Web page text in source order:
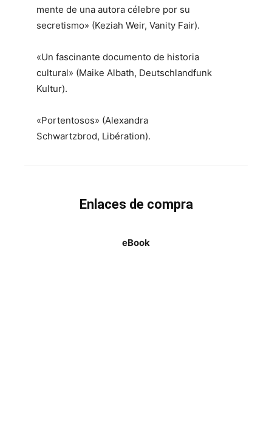
mente de una autora célebre por su
secretismo» (Keziah Weir, Vanity Fair).
«Un fascinante documento de historia
cultural» (Maike Albath, Deutschlandfunk
Kultur).
«Portentosos» (Alexandra
Schwartzbrod, Libération).
Enlaces de compra
eBook